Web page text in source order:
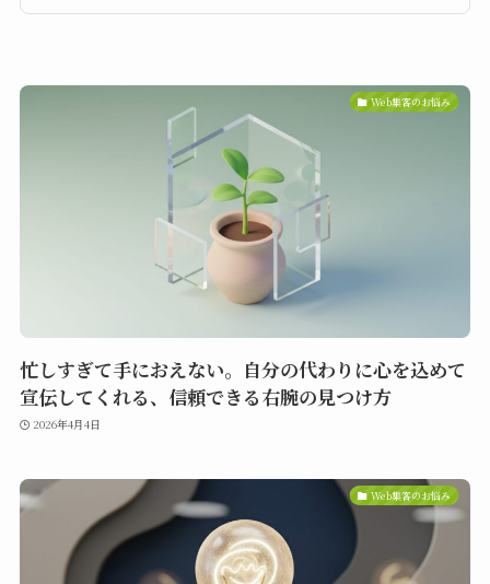
Web集客のお悩み
忙しすぎて手におえない。自分の代わりに心を込めて
宣伝してくれる、信頼できる右腕の見つけ方
2026年4月4日
Web集客のお悩み